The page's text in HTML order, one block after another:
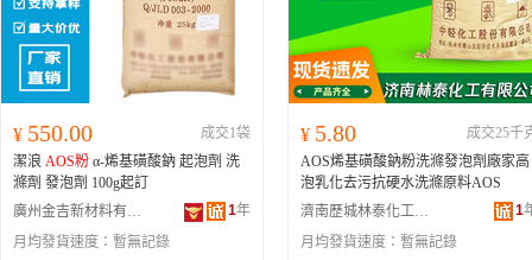
¥ 550.00
成交1袋
潔浪 AOS粉 α-烯基磺酸鈉 起泡劑 洗
滌劑 發泡劑 100g起訂
廣州金吉新材料有限公司
1年
月均發貨速度： 暫無記錄
¥ 5.80
成交25千
AOS烯基磺酸鈉粉洗滌發泡劑廠家高
泡乳化去污抗硬水洗滌原料AOS
濟南歷城林泰化工經營部
1
月均發貨速度： 暫無記錄